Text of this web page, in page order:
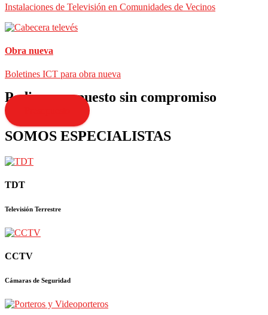
Instalaciones de Televisión en Comunidades de Vecinos
Obra nueva
Boletines ICT para obra nueva
Pedir presupuesto sin compromiso
SOMOS ESPECIALISTAS
TDT
Televisión Terrestre
CCTV
Cámaras de Seguridad